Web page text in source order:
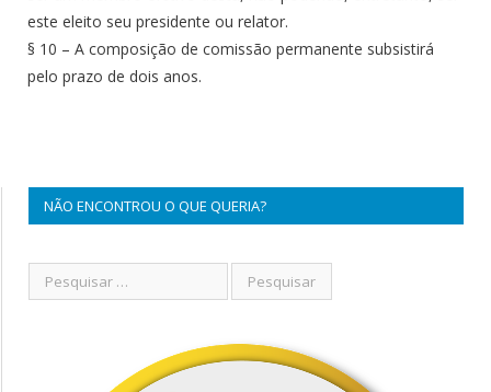
este eleito seu presidente ou relator.
§ 10 – A composição de comissão permanente subsistirá
pelo prazo de dois anos.
NÃO ENCONTROU O QUE QUERIA?